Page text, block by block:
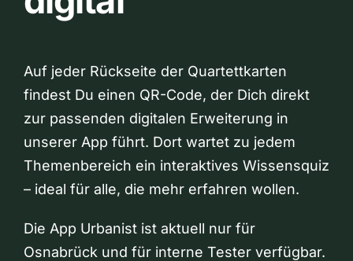
Auf jeder Rückseite der Quartettkarten
findest Du einen QR-Code, der Dich direkt
zur passenden digitalen Erweiterung in
unserer App führt. Dort wartet zu jedem
Themenbereich ein interaktives Wissensquiz
– ideal für alle, die mehr erfahren wollen.
Die App Urbanist ist aktuell nur für
Osnabrück und für interne Tester verfügbar.